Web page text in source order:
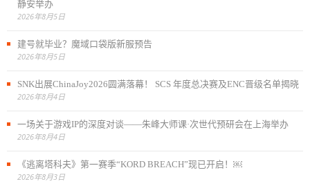
静安举办
2026年8月5日
建号就毕业？魔域口袋版新服预告
2026年8月5日
SNK出展ChinaJoy2026圆满落幕！ SCS 年度总决赛及ENC晋级名单揭晓
2026年8月4日
一场关于游戏IP的深度对谈——朱峰大师课·次世代预研会在上海举办
2026年8月4日
《逃离塔科夫》第一赛季“KORD BREACH”现已开启！￼
2026年8月3日